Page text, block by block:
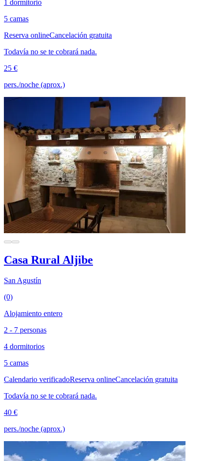
1 dormitorio
5 camas
Reserva onlineCancelación gratuita
Todavía no se te cobrará nada.
25 €
pers./noche (aprox.)
Casa Rural Aljibe
San Agustín
(0)
Alojamiento entero
2 - 7 personas
4 dormitorios
5 camas
Calendario verificadoReserva onlineCancelación gratuita
Todavía no se te cobrará nada.
40 €
pers./noche (aprox.)